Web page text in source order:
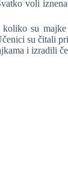
voli
su
su čitali
i izradili